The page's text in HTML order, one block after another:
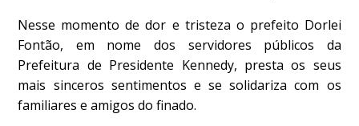
Nesse momento de dor e tristeza o prefeito Dorlei
Fontão, em nome dos servidores públicos da
Prefeitura de Presidente Kennedy, presta os seus
mais sinceros sentimentos e se solidariza com os
familiares e amigos do finado.